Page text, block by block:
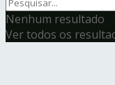
Nenhum resultado
Ver todos os